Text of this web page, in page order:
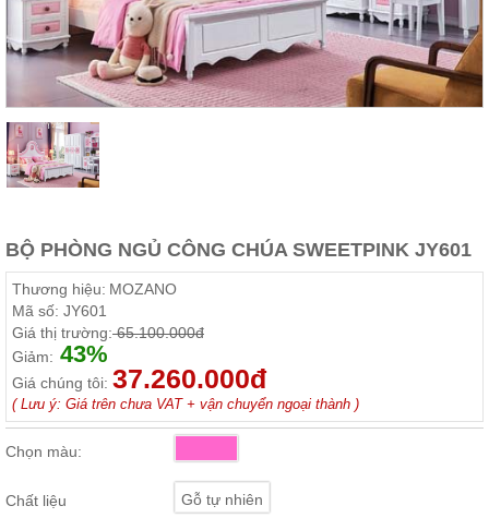
Thất
Phòng
Khách
Bàn
trà...
Nội
Phòng
Ngủ
Giường
áo, bàn
trang
điểm
Nội
Thất
ăn,
BỘ PHÒNG NGỦ CÔNG CHÚA SWEETPINK JY601
Thương hiệu: MOZANO
Mã số: JY601
Giá thị trường:65.100.000đ
Giảm: 43%
Giá chúng tôi: 37.260.000đ
( Lưu ý: Giá trên chưa VAT + vận chuyển ngoại thành )
Chọn màu:
Chất liệu Gỗ tự nhiên